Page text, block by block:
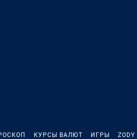
КУРСЫ ВАЛЮТ ИГРЫ ZODY